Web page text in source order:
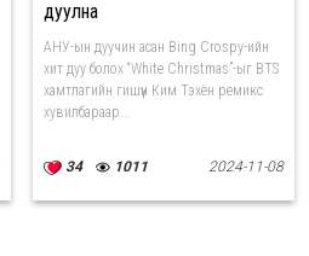
дуулна
АНУ-ын дуучин асан Bing Crospy-ийн
хит дуу болох “White Christmas”-ыг BTS
хамтлагийн гишүүн Ким Тэхён ремикс
хувилбараар...
34 1011 2024-11-08